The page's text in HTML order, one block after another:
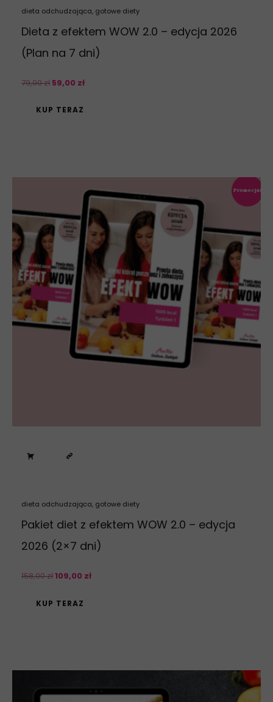
dieta odchudzająca, gotowe diety
Dieta z efektem WOW 2.0 – edycja 2026
(Plan na 7 dni)
79,00zł 59,00 zł
KUP TERAZ
Promocja!
dieta odchudzająca, gotowe diety
Pakiet diet z efektem WOW 2.0 – edycja
2026 (2×7 dni)
158,00zł109,00 zł
KUP TERAZ